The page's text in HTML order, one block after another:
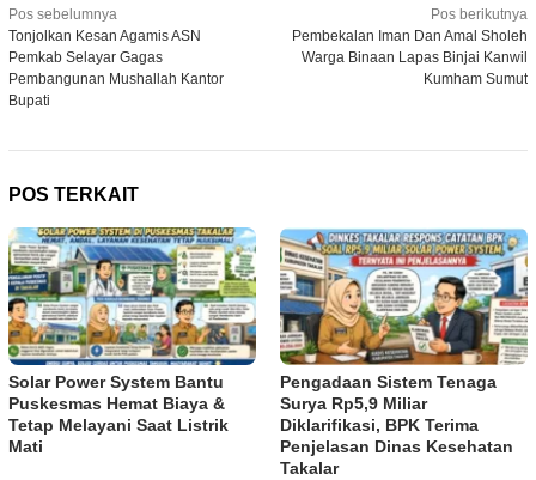
Navigasi
pos
Pos sebelumnya
Tonjolkan Kesan Agamis ASN
Pemkab Selayar Gagas
Pembangunan Mushallah Kantor
Bupati
Pos berikutnya
Pembekalan Iman Dan Amal Sholeh
Warga Binaan Lapas Binjai Kanwil
Kumham Sumut
POS TERKAIT
Solar Power System Bantu
Puskesmas Hemat Biaya &
Tetap Melayani Saat Listrik
Mati
Pengadaan Sistem Tenaga
Surya Rp5,9 Miliar
Diklarifikasi, BPK Terima
Penjelasan Dinas Kesehatan
Takalar